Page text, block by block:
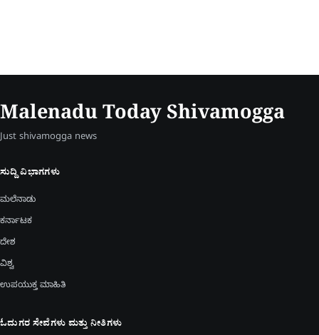
Malenadu Today Shivamogga
Just shivamogga news
ಸುದ್ದಿ ವಿಭಾಗಗಳು
ಮಲೆನಾಡು
ಕರ್ನಾಟಕ
ದೇಶ
ವಿಶ್ವ
ಉಪಯುಕ್ತ ಮಾಹಿತಿ
ಓದುಗರ ಸೇವೆಗಳು ಮತ್ತು ನೀತಿಗಳು